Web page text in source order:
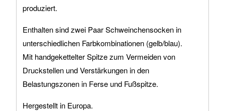
produziert.
Enthalten sind zwei Paar Schweinchensocken in
unterschiedlichen Farbkombinationen (gelb/blau).
Mit handgekettelter Spitze zum Vermeiden von
Druckstellen und Verstärkungen in den
Belastungszonen in Ferse und Fußspitze.
Hergestellt in Europa.